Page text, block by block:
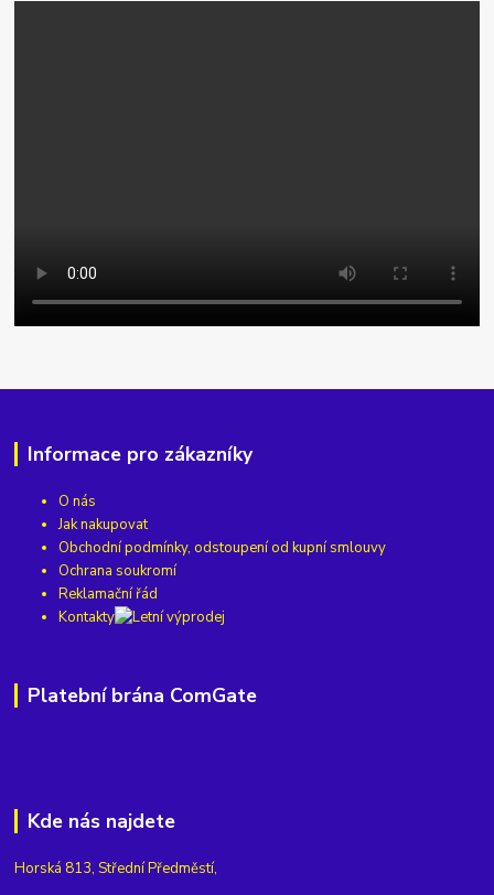
Informace pro zákazníky
O nás
Jak nakupovat
Obchodní podmínky, odstoupení od kupní smlouvy
Ochrana soukromí
Reklamační řád
Kontakty
Platební brána ComGate
Kde nás najdete
Horská 813, Střední Předměstí,